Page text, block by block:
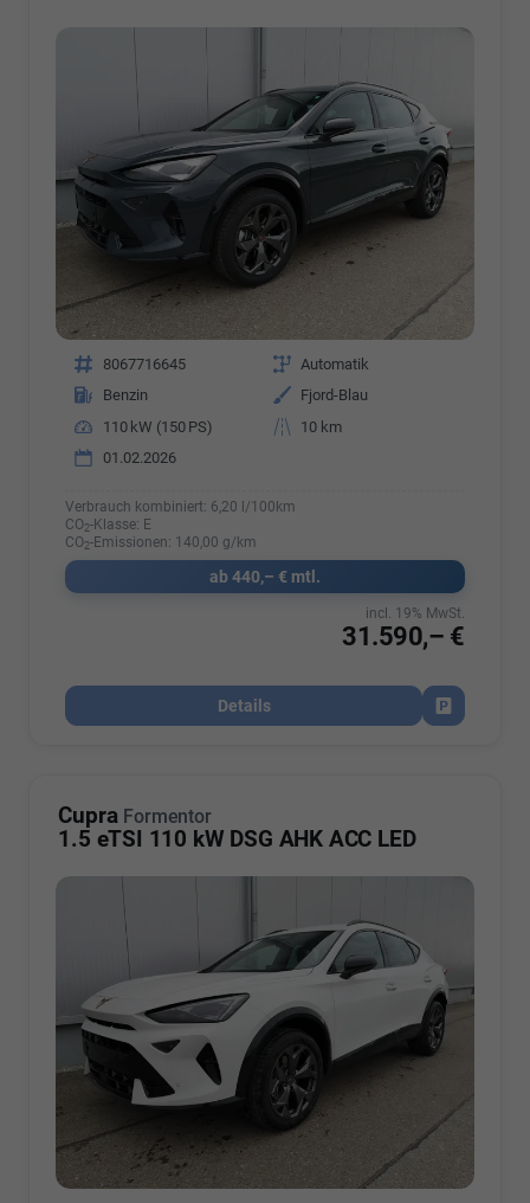
Fahrzeugnr. 8067716645 Getriebe Automatik
Kraftstoff
Benzin Außenfarbe
Fjord-Blau
Leistung
110 kW (150 PS) Kilometerstand
10 km
01.02.2026
Verbrauch kombiniert: 6,20 l/100km
CO2-Klasse: E
CO2-Emissionen: 140,00 g/km
ab 440,– € mtl.
31.590,– €
incl. 19% MwSt.
Details
Fahrzeug
Cupra Formentor
1.5 eTSI 110 kW DSG AHK ACC LED